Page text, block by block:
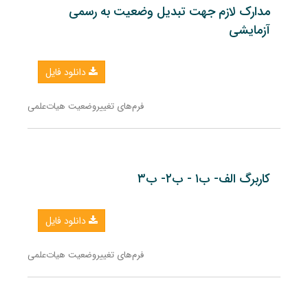
مدارک لازم جهت تبدیل وضعیت به رسمی
آزمایشی
دانلود فایل
فرم‌های تغییروضعیت هیات‌علمی
کاربرگ الف- ب۱ - ب۲- ب۳
دانلود فایل
فرم‌های تغییروضعیت هیات‌علمی